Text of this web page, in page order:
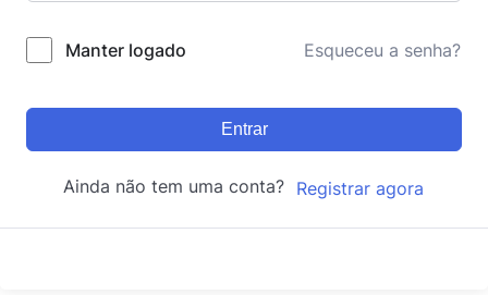
Manter logado Esqueceu a senha?
Entrar
Ainda não tem uma conta? Registrar agora